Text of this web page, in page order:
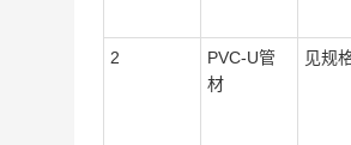
2
PVC-U管
材
见规